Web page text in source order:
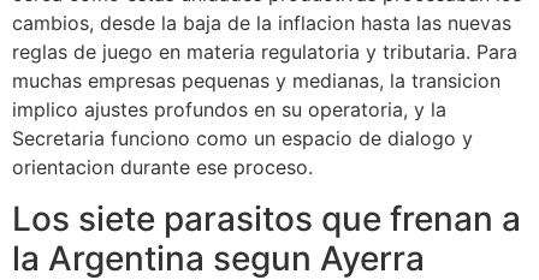
cambios, desde la baja de la inflacion hasta las nuevas
reglas de juego en materia regulatoria y tributaria. Para
muchas empresas pequenas y medianas, la transicion
implico ajustes profundos en su operatoria, y la
Secretaria funciono como un espacio de dialogo y
orientacion durante ese proceso.
Los siete parasitos que frenan a
la Argentina segun Ayerra